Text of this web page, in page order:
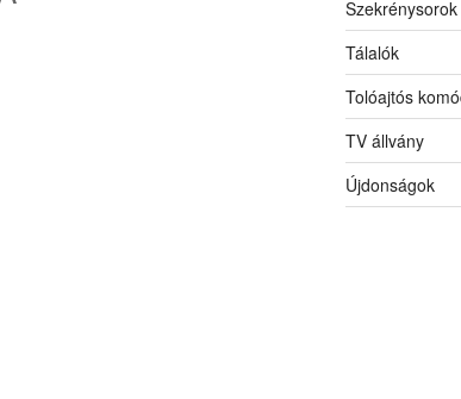
Szekrénysorok
Tálalók
Tolóajtós
TV állvány
Újdonságok